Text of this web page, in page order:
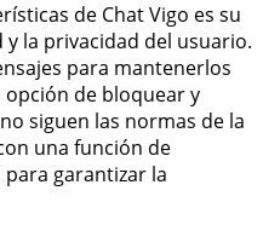
de Chat Vigo es su
la privacidad del usuario.
para mantenerlos
opción de bloquear y
siguen las normas de la
una función de
garantizar la